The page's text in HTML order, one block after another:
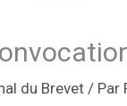
du Brevet / Par